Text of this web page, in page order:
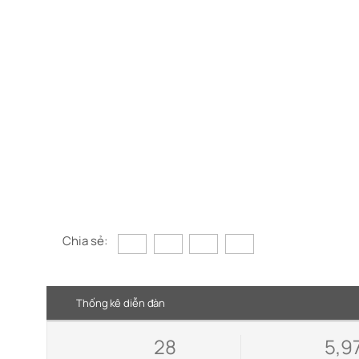
Chia sẻ:
Thống kê diễn đàn
28